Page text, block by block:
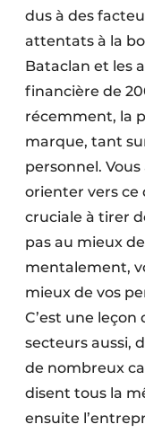
dus à des
attentats à la
Bataclan et les
financière de
récemment, la
marque, tant
personnel.
orienter vers ce
cruciale à tirer
pas au mieux
mentalement,
mieux de vos
C’est une
secteurs aussi,
de nombreux
disent tous la
ensuite